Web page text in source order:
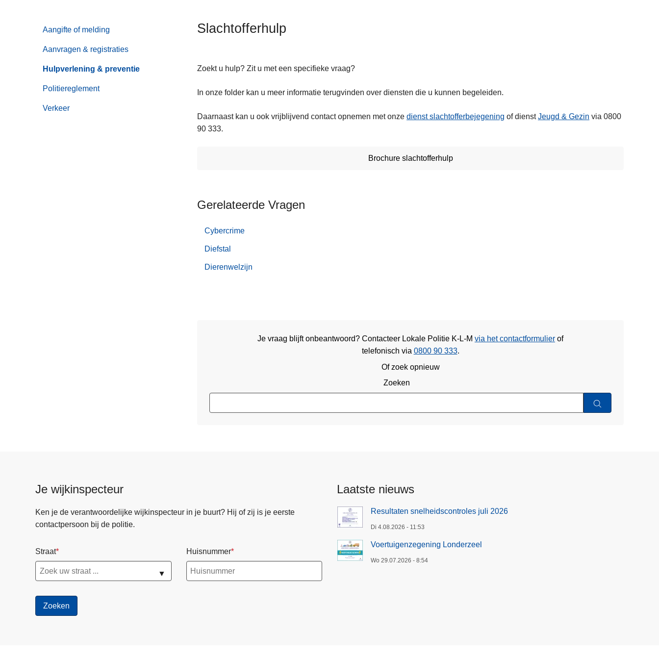
Aangifte of melding
Aanvragen & registraties
Hulpverlening & preventie
Politiereglement
Verkeer
Slachtofferhulp
Zoekt u hulp? Zit u met een specifieke vraag?
In onze folder kan u meer informatie terugvinden over diensten die u kunnen begeleiden.
Daarnaast kan u ook vrijblijvend contact opnemen met onze dienst slachtofferbejegening of dienstJeugd & Gezin via 0800
90 333.
Brochure slachtofferhulp
Gerelateerde Vragen
Cybercrime
Diefstal
Dierenwelzijn
Je vraag blijft onbeantwoord? Contacteer Lokale Politie K-L-M via het contactformulier of
telefonisch via 0800 90 333.
Of zoek opnieuw
Zoeken
Je wijkinspecteur
Ken je de verantwoordelijke wijkinspecteur in je buurt? Hij of zij is je eerste
contactpersoon bij de politie.
Straat
▼
Huisnummer
Laatste nieuws
Resultaten snelheidscontroles juli 2026
Di 4.08.2026 - 11:53
Voertuigenzegening Londerzeel
Wo 29.07.2026 - 8:54